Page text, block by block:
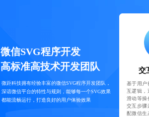
微信SVG程序开发
高标准高技术开发团队
微距科技拥有经验丰富的微信SVG程序开发团队，
深谙微信平台的特性与规则，能够每一个SVG效果
都能流畅运行，打造良好的用户体验效果
交
基于用户
互逻辑，
滑动等操
交互步骤
配微信生